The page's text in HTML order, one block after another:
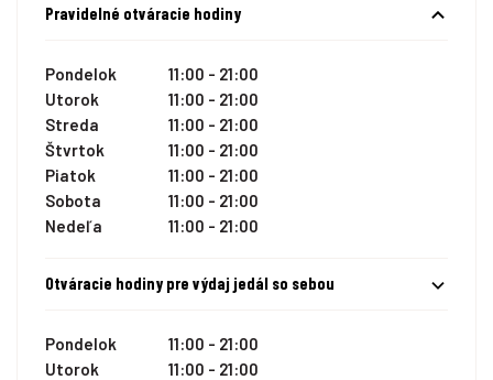
Pravidelné otváracie hodiny
Pondelok
11:00 - 21:00
Utorok
11:00 - 21:00
Streda
11:00 - 21:00
Štvrtok
11:00 - 21:00
Piatok
11:00 - 21:00
Sobota
11:00 - 21:00
Nedeľa
11:00 - 21:00
Otváracie hodiny pre výdaj jedál so sebou
Pondelok
11:00 - 21:00
Utorok
11:00 - 21:00